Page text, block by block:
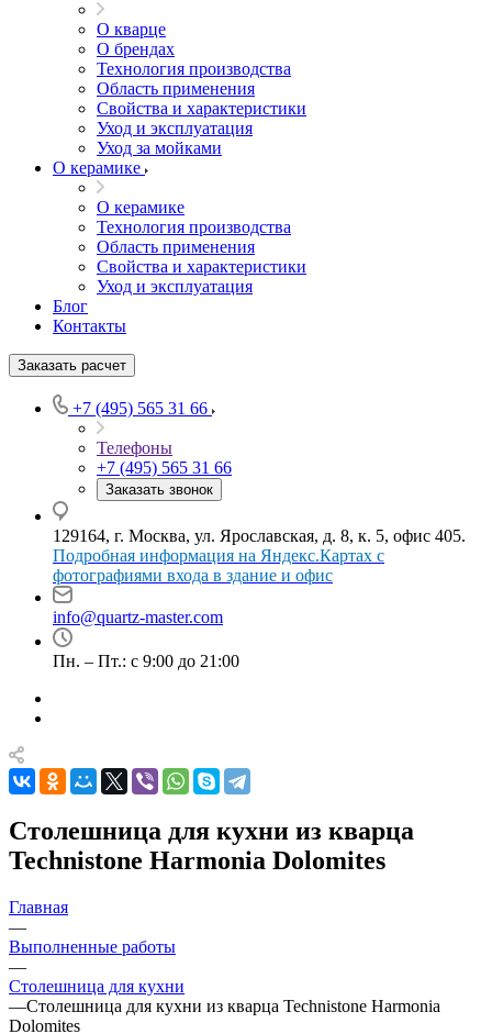
О кварце
О брендах
Технология производства
Область применения
Свойства и характеристики
Уход и эксплуатация
Уход за мойками
О керамике
О керамике
Технология производства
Область применения
Свойства и характеристики
Уход и эксплуатация
Блог
Контакты
Заказать расчет
+7 (495) 565 31 66
Телефоны
+7 (495) 565 31 66
Заказать звонок
129164, г. Москва, ул. Ярославская, д. 8, к. 5, офис 405.
Подробная информация на Яндекс.Картах с
фотографиями входа в здание и офис
info@quartz-master.com
Пн. – Пт.: с 9:00 до 21:00
Столешница для кухни из кварца
Technistone Harmonia Dolomites
Главная
—
Выполненные работы
—
Столешница для кухни
—Столешница для кухни из кварца Technistone Harmonia
Dolomites